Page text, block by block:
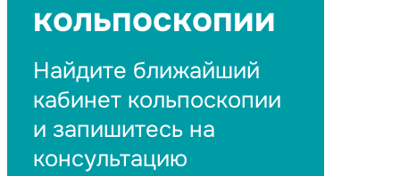
кольпоскопии
Найдите ближайший
кабинет кольпоскопии
и запишитесь на
консультацию